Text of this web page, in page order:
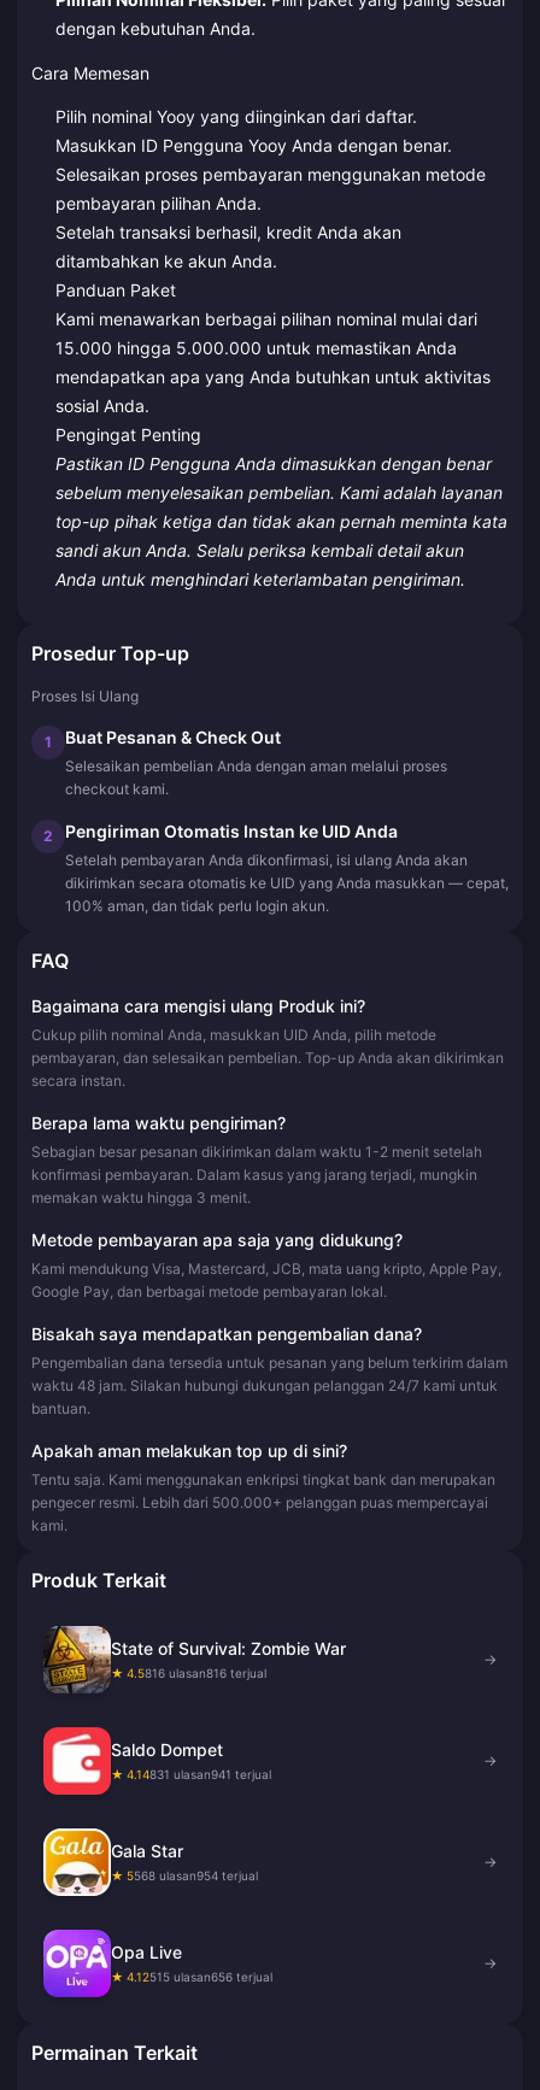
dengan kebutuhan Anda.
Cara Memesan
Pilih nominal Yooy yang diinginkan dari daftar.
Masukkan ID Pengguna Yooy Anda dengan benar.
Selesaikan proses pembayaran menggunakan metode
pembayaran pilihan Anda.
Setelah transaksi berhasil, kredit Anda akan
ditambahkan ke akun Anda.
Panduan Paket
Kami menawarkan berbagai pilihan nominal mulai dari
15.000 hingga 5.000.000 untuk memastikan Anda
mendapatkan apa yang Anda butuhkan untuk aktivitas
sosial Anda.
Pengingat Penting
Pastikan ID Pengguna Anda dimasukkan dengan benar
sebelum menyelesaikan pembelian. Kami adalah layanan
top-up pihak ketiga dan tidak akan pernah meminta kata
sandi akun Anda. Selalu periksa kembali detail akun
Anda untuk menghindari keterlambatan pengiriman.
Prosedur Top-up
Proses Isi Ulang
1 Buat Pesanan & Check Out
Selesaikan pembelian Anda dengan aman melalui proses
checkout kami.
2 Pengiriman Otomatis Instan ke UID Anda
Setelah pembayaran Anda dikonfirmasi, isi ulang Anda akan
dikirimkan secara otomatis ke UID yang Anda masukkan — cepat,
100% aman, dan tidak perlu login akun.
FAQ
Bagaimana cara mengisi ulang Produk ini?
Cukup pilih nominal Anda, masukkan UID Anda, pilih metode
pembayaran, dan selesaikan pembelian. Top-up Anda akan dikirimkan
secara instan.
Berapa lama waktu pengiriman?
Sebagian besar pesanan dikirimkan dalam waktu 1-2 menit setelah
konfirmasi pembayaran. Dalam kasus yang jarang terjadi, mungkin
memakan waktu hingga 3 menit.
Metode pembayaran apa saja yang didukung?
Kami mendukung Visa, Mastercard, JCB, mata uang kripto, Apple Pay,
Google Pay, dan berbagai metode pembayaran lokal.
Bisakah saya mendapatkan pengembalian dana?
Pengembalian dana tersedia untuk pesanan yang belum terkirim dalam
waktu 48 jam. Silakan hubungi dukungan pelanggan 24/7 kami untuk
bantuan.
Apakah aman melakukan top up di sini?
Tentu saja. Kami menggunakan enkripsi tingkat bank dan merupakan
pengecer resmi. Lebih dari 500.000+ pelanggan puas mempercayai
kami.
Produk Terkait
State of Survival: Zombie War
★ 4.5816 ulasan816 terjual
→
Saldo Dompet
★ 4.14831 ulasan941 terjual
→
Gala Star
★ 5568 ulasan954 terjual
→
Opa Live
★ 4.12515 ulasan656 terjual
→
Permainan Terkait